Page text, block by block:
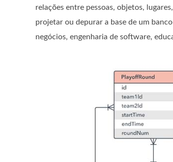
relações entre pessoas, objetos,
projetar ou depurar a base de um
negócios, engenharia de software,